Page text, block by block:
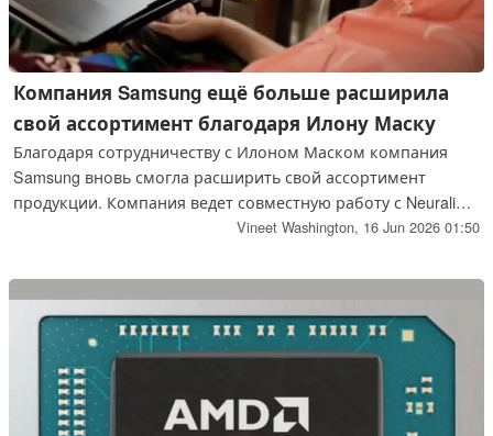
Компания Samsung ещё больше расширила
свой ассортимент благодаря Илону Маску
Благодаря сотрудничеству с Илоном Маском компания
Samsung вновь смогла расширить свой ассортимент
продукции. Компания ведет совместную работу с Neuralink
над разработкой мозговых чипов нового поколения, и
года.
Vineet Washington, 16 Jun 2026 01:50